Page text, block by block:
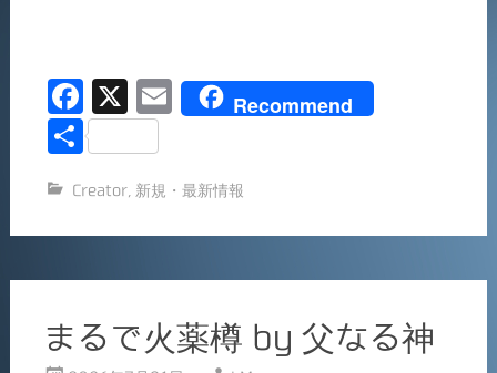
F
a
e
b
o
k
X
E
l
Recommend
共
Creator, 新規・最新情報
まるで火薬樽 by 父なる神